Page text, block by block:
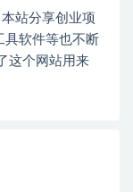
站分享创业项
具软件等也不断
这个网站用来